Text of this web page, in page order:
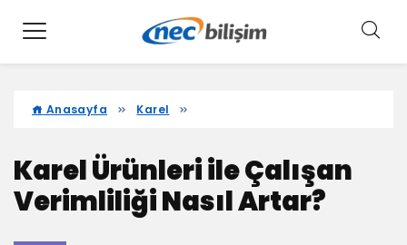
Anasayfa Karel
Karel Ürünleri ile Çalışan
Verimliliği Nasıl Artar?